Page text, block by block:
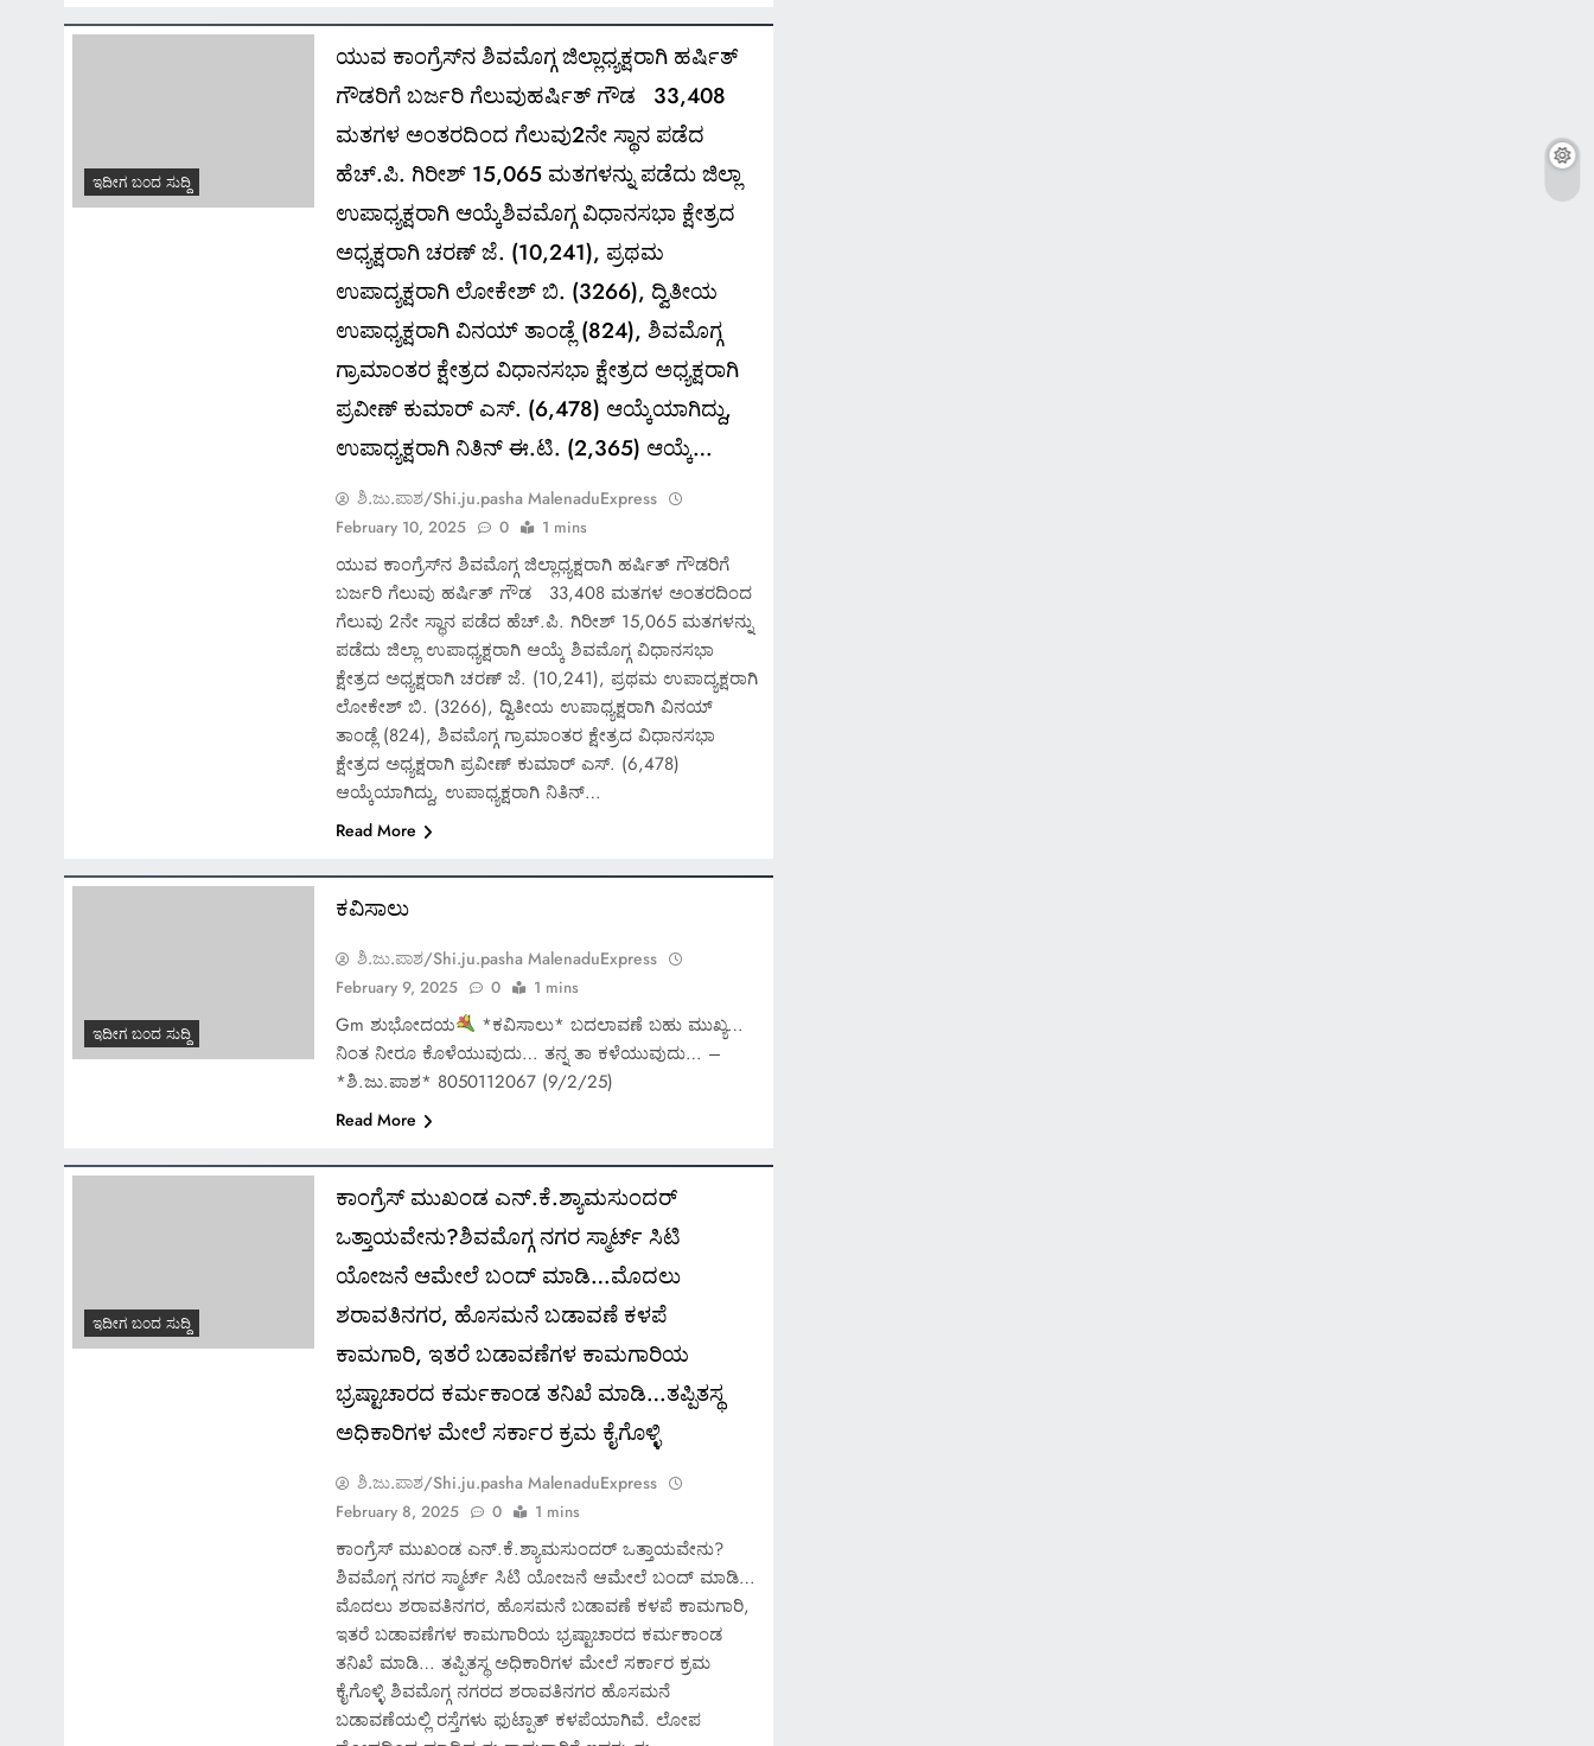
ಇದೀಗ ಬಂದ ಸುದ್ದಿ
ಯುವ ಕಾಂಗ್ರೆಸ್‍ನ ಶಿವಮೊಗ್ಗ ಜಿಲ್ಲಾಧ್ಯಕ್ಷರಾಗಿ ಹರ್ಷಿತ್
ಗೌಡರಿಗೆ ಬರ್ಜರಿ ಗೆಲುವುಹರ್ಷಿತ್ ಗೌಡ 33,408
ಮತಗಳ ಅಂತರದಿಂದ ಗೆಲುವು2ನೇ ಸ್ಥಾನ ಪಡೆದ
ಹೆಚ್.ಪಿ. ಗಿರೀಶ್ 15,065 ಮತಗಳನ್ನು ಪಡೆದು ಜಿಲ್ಲಾ
ಉಪಾಧ್ಯಕ್ಷರಾಗಿ ಆಯ್ಕೆಶಿವಮೊಗ್ಗ ವಿಧಾನಸಭಾ ಕ್ಷೇತ್ರದ
ಅಧ್ಯಕ್ಷರಾಗಿ ಚರಣ್ ಜೆ. (10,241), ಪ್ರಥಮ
ಉಪಾದ್ಯಕ್ಷರಾಗಿ ಲೋಕೇಶ್ ಬಿ. (3266), ದ್ವಿತೀಯ
ಉಪಾಧ್ಯಕ್ಷರಾಗಿ ವಿನಯ್ ತಾಂಡ್ಲೆ (824), ಶಿವಮೊಗ್ಗ
ಗ್ರಾಮಾಂತರ ಕ್ಷೇತ್ರದ ವಿಧಾನಸಭಾ ಕ್ಷೇತ್ರದ ಅಧ್ಯಕ್ಷರಾಗಿ
ಪ್ರವೀಣ್ ಕುಮಾರ್ ಎಸ್. (6,478) ಆಯ್ಕೆಯಾಗಿದ್ದು,
ಉಪಾಧ್ಯಕ್ಷರಾಗಿ ನಿತಿನ್ ಈ.ಟಿ. (2,365) ಆಯ್ಕೆ…
ಶಿ.ಜು.ಪಾಶ/Shi.ju.pasha MalenaduExpress
February 10, 2025 0 1 mins
ಯುವ ಕಾಂಗ್ರೆಸ್‍ನ ಶಿವಮೊಗ್ಗ ಜಿಲ್ಲಾಧ್ಯಕ್ಷರಾಗಿ ಹರ್ಷಿತ್ ಗೌಡರಿಗೆ
ಬರ್ಜರಿ ಗೆಲುವು ಹರ್ಷಿತ್ ಗೌಡ 33,408 ಮತಗಳ ಅಂತರದಿಂದ
ಗೆಲುವು 2ನೇ ಸ್ಥಾನ ಪಡೆದ ಹೆಚ್.ಪಿ. ಗಿರೀಶ್ 15,065 ಮತಗಳನ್ನು
ಪಡೆದು ಜಿಲ್ಲಾ ಉಪಾಧ್ಯಕ್ಷರಾಗಿ ಆಯ್ಕೆ ಶಿವಮೊಗ್ಗ ವಿಧಾನಸಭಾ
ಕ್ಷೇತ್ರದ ಅಧ್ಯಕ್ಷರಾಗಿ ಚರಣ್ ಜೆ. (10,241), ಪ್ರಥಮ ಉಪಾದ್ಯಕ್ಷರಾಗಿ
ಲೋಕೇಶ್ ಬಿ. (3266), ದ್ವಿತೀಯ ಉಪಾಧ್ಯಕ್ಷರಾಗಿ ವಿನಯ್
ತಾಂಡ್ಲೆ (824), ಶಿವಮೊಗ್ಗ ಗ್ರಾಮಾಂತರ ಕ್ಷೇತ್ರದ ವಿಧಾನಸಭಾ
ಕ್ಷೇತ್ರದ ಅಧ್ಯಕ್ಷರಾಗಿ ಪ್ರವೀಣ್ ಕುಮಾರ್ ಎಸ್. (6,478)
ಆಯ್ಕೆಯಾಗಿದ್ದು, ಉಪಾಧ್ಯಕ್ಷರಾಗಿ ನಿತಿನ್…
Read More
ಇದೀಗ ಬಂದ ಸುದ್ದಿ
ಕವಿಸಾಲು
ಶಿ.ಜು.ಪಾಶ/Shi.ju.pasha MalenaduExpress
February 9, 2025 0 1 mins
Gm ಶುಭೋದಯ
*ಕವಿಸಾಲು* ಬದಲಾವಣೆ ಬಹು ಮುಖ್ಯ…
ನಿಂತ ನೀರೂ ಕೊಳೆಯುವುದು… ತನ್ನ ತಾ ಕಳೆಯುವುದು… –
*ಶಿ.ಜು.ಪಾಶ* 8050112067 (9/2/25)
Read More
ಇದೀಗ ಬಂದ ಸುದ್ದಿ
ಕಾಂಗ್ರೆಸ್ ಮುಖಂಡ ಎನ್.ಕೆ.ಶ್ಯಾಮಸುಂದರ್
ಒತ್ತಾಯವೇನು?ಶಿವಮೊಗ್ಗ ನಗರ ಸ್ಮಾರ್ಟ್ ಸಿಟಿ
ಯೋಜನೆ ಆಮೇಲೆ ಬಂದ್ ಮಾಡಿ…ಮೊದಲು
ಶರಾವತಿನಗರ, ಹೊಸಮನೆ ಬಡಾವಣೆ ಕಳಪೆ
ಕಾಮಗಾರಿ, ಇತರೆ ಬಡಾವಣೆಗಳ ಕಾಮಗಾರಿಯ
ಭ್ರಷ್ಟಾಚಾರದ ಕರ್ಮಕಾಂಡ ತನಿಖೆ ಮಾಡಿ…ತಪ್ಪಿತಸ್ಥ
ಅಧಿಕಾರಿಗಳ ಮೇಲೆ ಸರ್ಕಾರ ಕ್ರಮ ಕೈಗೊಳ್ಳಿ
ಶಿ.ಜು.ಪಾಶ/Shi.ju.pasha MalenaduExpress
February 8, 2025 0 1 mins
ಕಾಂಗ್ರೆಸ್ ಮುಖಂಡ ಎನ್.ಕೆ.ಶ್ಯಾಮಸುಂದರ್ ಒತ್ತಾಯವೇನು?
ಶಿವಮೊಗ್ಗ ನಗರ ಸ್ಮಾರ್ಟ್ ಸಿಟಿ ಯೋಜನೆ ಆಮೇಲೆ ಬಂದ್ ಮಾಡಿ…
ಮೊದಲು ಶರಾವತಿನಗರ, ಹೊಸಮನೆ ಬಡಾವಣೆ ಕಳಪೆ ಕಾಮಗಾರಿ,
ಇತರೆ ಬಡಾವಣೆಗಳ ಕಾಮಗಾರಿಯ ಭ್ರಷ್ಟಾಚಾರದ ಕರ್ಮಕಾಂಡ
ತನಿಖೆ ಮಾಡಿ… ತಪ್ಪಿತಸ್ಥ ಅಧಿಕಾರಿಗಳ ಮೇಲೆ ಸರ್ಕಾರ ಕ್ರಮ
ಕೈಗೊಳ್ಳಿ ಶಿವಮೊಗ್ಗ ನಗರದ ಶರಾವತಿನಗರ ಹೊಸಮನೆ
ಬಡಾವಣೆಯಲ್ಲಿ ರಸ್ತೆಗಳು ಫುಟ್ಪಾತ್ ಕಳಪೆಯಾಗಿವೆ. ಲೋಪ